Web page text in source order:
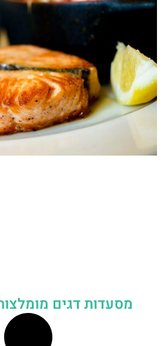
מסעדות דגים